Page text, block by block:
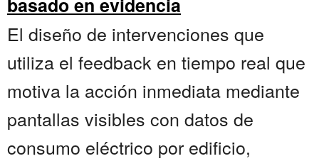
El diseño de intervenciones que
utiliza el feedback en tiempo real que
motiva la acción inmediata mediante
pantallas visibles con datos de
consumo eléctrico por edificio,